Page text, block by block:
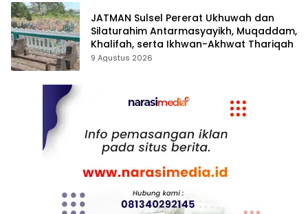
JATMAN Sulsel Pererat Ukhuwah dan
Silaturahim Antarmasyayikh, Muqaddam,
Khalifah, serta Ikhwan-Akhwat Thariqah
9 Agustus 2026